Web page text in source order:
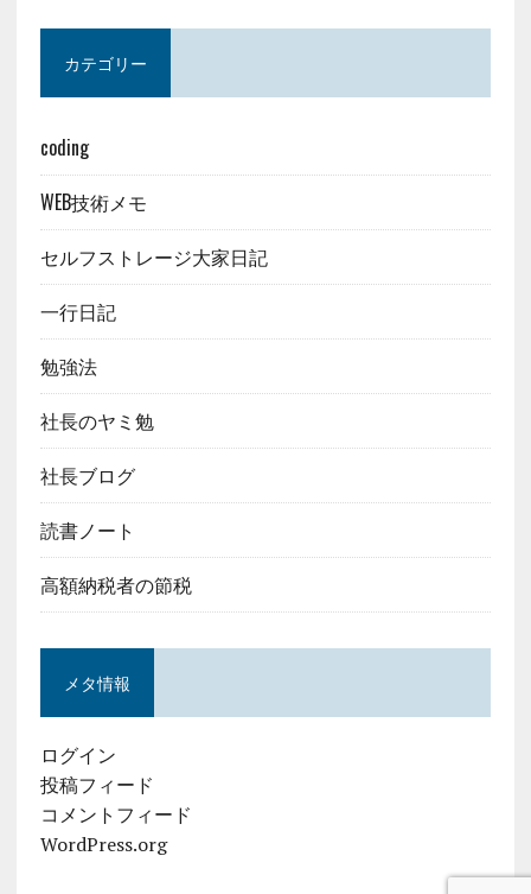
カテゴリー
coding
WEB技術メモ
セルフストレージ大家日記
一行日記
勉強法
社長のヤミ勉
社長ブログ
読書ノート
高額納税者の節税
メタ情報
ログイン
投稿フィード
コメントフィード
WordPress.org